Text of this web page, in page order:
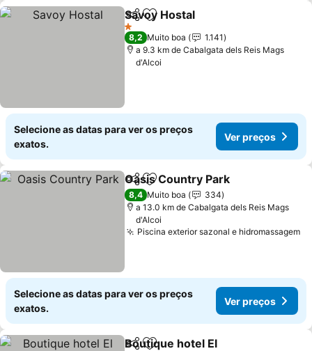
PartilharAdicionar aos favoritos
Savoy Hostal
1 Estrelas
8,2 Muito boa
1.141
a 9.3 km de Cabalgata dels Reis Mags
d'Alcoi
Selecione as datas para ver os preços
exatos.
Ver preços
PartilharAdicionar aos favoritos
Oasis Country Park
8,4 Muito boa
334
a 13.0 km de Cabalgata dels Reis Mags
d'Alcoi
Piscina exterior sazonal e hidromassagem
Selecione as datas para ver os preços
exatos.
Ver preços
Boutique hotel El